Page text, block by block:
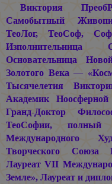
Виктория
Самобытный
ТеоЛог, ТеоСоф,
Изполнительница
Основательница
Золотого Века —
Тысячелетия
Академик
Гранд-Доктор
ТеоСофии, полный
Международного
Творческого Союза
Лауреат VII
Земле», Лауреат и